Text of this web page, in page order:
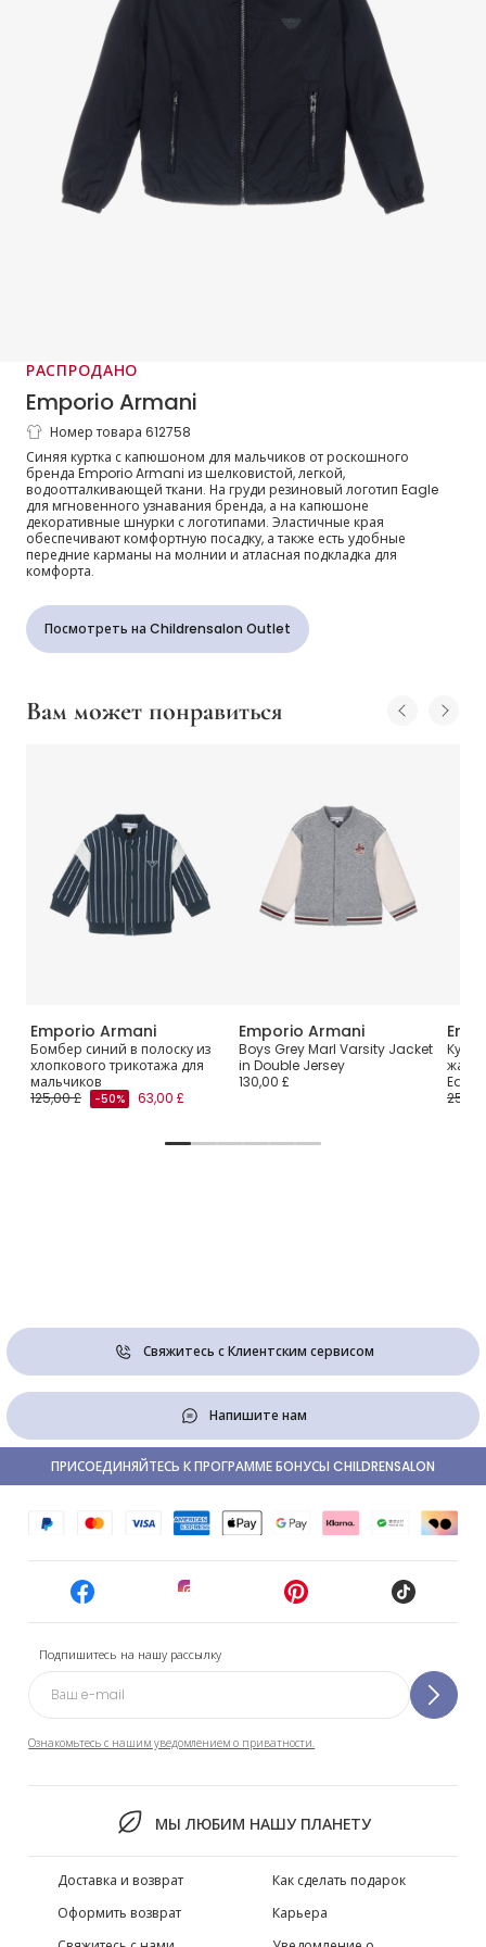
РАСПРОДАНО
Emporio Armani
Куртка с капюшоном синяя из
микротвила с логотипом Eagle для
мальчиков
Номер товара 612758
Синяя куртка с капюшоном для мальчиков от роскошного
бренда Emporio Armani из шелковистой, легкой,
водоотталкивающей ткани. На груди резиновый логотип Eagle
для мгновенного узнавания бренда, а на капюшоне
декоративные шнурки с логотипами. Эластичные края
обеспечивают комфортную посадку, а также есть удобные
передние карманы на молнии и атласная подкладка для
комфорта.
Посмотреть на Childrensalon Outlet
Вам может понравиться
Emporio Armani
Бомбер синий в полоску из
хлопкового трикотажа для
мальчиков
125,00 £
-50% 63,00 £
Emporio Armani
Boys Grey Marl Varsity Jacket
in Double Jersey
130,00 £
Свяжитесь с Клиентским сервисом
Напишите нам
Подпишитесь на нашу рассылку
Ознакомьтесь с нашим уведомлением о приватности.
МЫ ЛЮБИМ НАШУ ПЛАНЕТУ
ПРИСОЕДИНЯЙТЕСЬ К ПРОГРАММЕ БОНУСЫ CHILDRENSALON
Доставка и возврат
Оформить возврат
Как сделать подарок
Карьера